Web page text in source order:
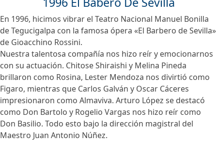
En 1996, hicimos vibrar el Teatro Nacional Manuel Bonilla
de Tegucigalpa con la famosa ópera «El Barbero de Sevilla»
de Gioacchino Rossini.
Nuestra talentosa compañía nos hizo reír y emocionarnos
con su actuación. Chitose Shiraishi y Melina Pineda
brillaron como Rosina, Lester Mendoza nos divirtió como
Figaro, mientras que Carlos Galván y Oscar Cáceres
impresionaron como Almaviva. Arturo López se destacó
como Don Bartolo y Rogelio Vargas nos hizo reír como
Don Basilio. Todo esto bajo la dirección magistral del
Maestro Juan Antonio Núñez.